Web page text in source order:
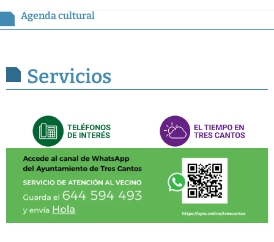
Agenda cultural
Servicios